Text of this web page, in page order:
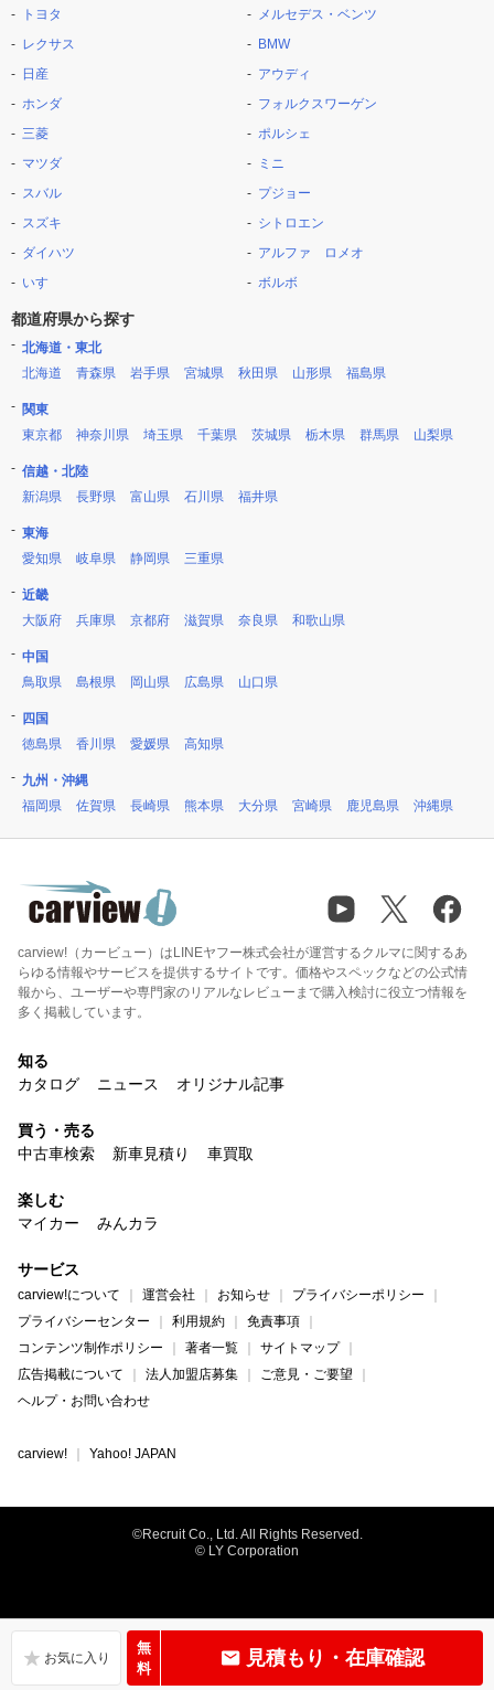
無
料
見積もり・在庫確認
トヨタ
レクサス
日産
ホンダ
三菱
マツダ
スバル
スズキ
ダイハツ
いすゞ
メルセデス・ベンツ
BMW
アウディ
フォルクスワーゲン
ポルシェ
ミニ
プジョー
シトロエン
アルファ ロメオ
ボルボ
都道府県から探す
北海道・東北
北海道
青森県 岩手県 宮城県 秋田県 山形県 福島県
関東
東京都
神奈川県 埼玉県 千葉県 茨城県 栃木県 群馬県 山梨県
信越・北陸
新潟県
長野県 富山県 石川県 福井県
東海
愛知県
岐阜県 静岡県 三重県
近畿
大阪府
兵庫県 京都府 滋賀県 奈良県 和歌山県
中国
鳥取県
島根県 岡山県 広島県 山口県
四国
徳島県
香川県 愛媛県 高知県
九州・沖縄
福岡県
佐賀県 長崎県 熊本県 大分県 宮崎県 鹿児島県 沖縄県
carview!（カービュー）はLINEヤフー株式会社が運営するクルマに関するあ
らゆる情報やサービスを提供するサイトです。価格やスペックなどの公式情
報から、ユーザーや専門家のリアルなレビューまで購入検討に役立つ情報を
多く掲載しています。
知る
カタログ
ニュース オリジナル記事
買う・売る
中古車検索
新車見積り 車買取
楽しむ
マイカー
みんカラ
サービス
carview!について 運営会社 お知らせ
プライバシーポリシー
プライバシーセンター
利用規約
免責事項
コンテンツ制作ポリシー
著者一覧
サイトマップ
広告掲載について
法人加盟店募集
ご意見・ご要望
ヘルプ・お問い合わせ
carview! Yahoo! JAPAN
©Recruit Co., Ltd. All Rights Reserved.
© LY Corporation